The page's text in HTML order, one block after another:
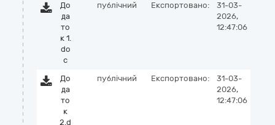
До
да
то
к 1.
do
c
публічний Експортовано:
31-03-
2026,
12:47:06
До
да
то
к
2.d
публічний Експортовано:
31-03-
2026,
12:47:06